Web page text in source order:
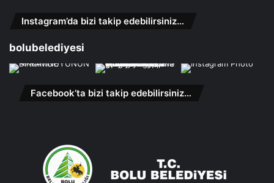
Instagram’da bizi takip edebilirsiniz…
bolubelediyesi
Facebook’ta bizi takip edebilirsiniz…